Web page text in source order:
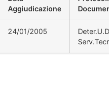
Aggiudicazione
24/01/2005